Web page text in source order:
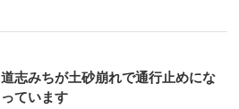
道志みちが土砂崩れで通行止めにな
っています